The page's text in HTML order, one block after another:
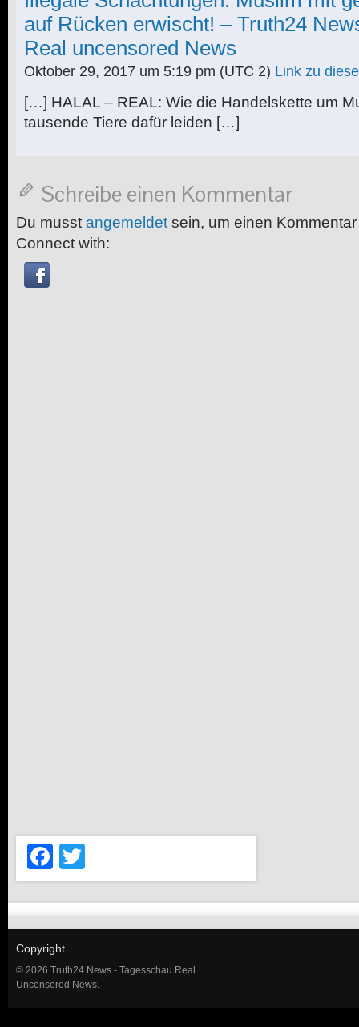
auf Rücken erwischt! – Truth24
Real uncensored News
Oktober 29, 2017 um 5:19 pm (UTC 2) Link zu
[…] HALAL – REAL: Wie die Handelskette um
tausende Tiere dafür leiden […]
Schreibe einen Kommentar
Du musst angemeldet sein, um einen
Connect with:
Facebook
Copyright
© 2026 Truth24 News - Tagesschau Real
Uncensored News.